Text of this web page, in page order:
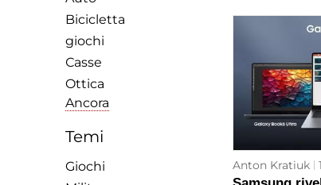
Anton Kratiuk
Bicicletta
giochi
Сasse
Ottica
Ancora
Temi
Giochi